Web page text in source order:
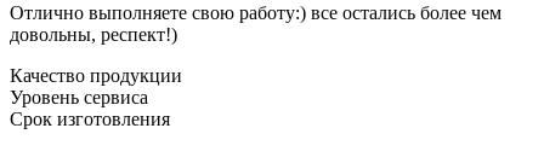
Отлично выполняете свою работу:) все остались более чем
довольны, респект!)
Качество продукции
Уровень сервиса
Срок изготовления